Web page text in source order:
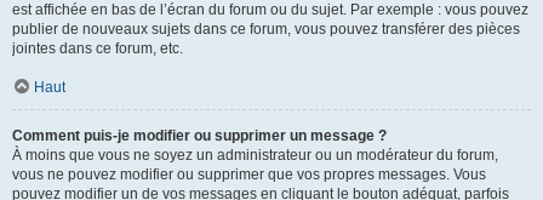
est affichée en bas de l’écran du forum ou du sujet. Par exemple : vous pouvez
publier de nouveaux sujets dans ce forum, vous pouvez transférer des pièces
jointes dans ce forum, etc.
Haut
Comment puis-je modifier ou supprimer un message ?
À moins que vous ne soyez un administrateur ou un modérateur du forum,
vous ne pouvez modifier ou supprimer que vos propres messages. Vous
pouvez modifier un de vos messages en cliquant le bouton adéquat, parfois